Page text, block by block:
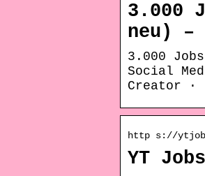
3.000
neu) –
3.000
Social
Creator ·
http s://
YT